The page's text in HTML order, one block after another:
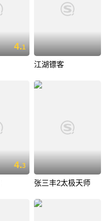
4.1
江湖镖客
4.3
张三丰2太极天师